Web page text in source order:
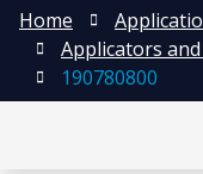
Home
Applicators
190780800